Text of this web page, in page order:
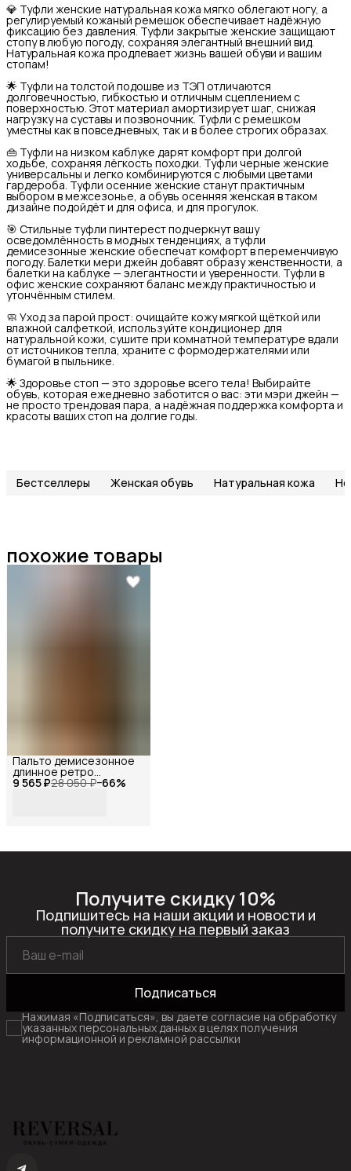
💎 Туфли женские натуральная кожа мягко облегают ногу, а
регулируемый кожаный ремешок обеспечивает надёжную
фиксацию без давления. Туфли закрытые женские защищают
стопу в любую погоду, сохраняя элегантный внешний вид.
Натуральная кожа продлевает жизнь вашей обуви и вашим
стопам!
🌟 Туфли на толстой подошве из ТЭП отличаются
долговечностью, гибкостью и отличным сцеплением с
поверхностью. Этот материал амортизирует шаг, снижая
нагрузку на суставы и позвоночник. Туфли с ремешком
уместны как в повседневных, так и в более строгих образах.
👜 Туфли на низком каблуке дарят комфорт при долгой
ходьбе, сохраняя лёгкость походки. Туфли черные женские
универсальны и легко комбинируются с любыми цветами
гардероба. Туфли осенние женские станут практичным
выбором в межсезонье, а обувь осенняя женская в таком
дизайне подойдёт и для офиса, и для прогулок.
🎯 Стильные туфли пинтерест подчеркнут вашу
осведомлённость в модных тенденциях, а туфли
демисезонные женские обеспечат комфорт в переменчивую
погоду. Балетки мери джейн добавят образу женственности, а
балетки на каблуке — элегантности и уверенности. Туфли в
офис женские сохраняют баланс между практичностью и
утончённым стилем.
🧼 Уход за парой прост: очищайте кожу мягкой щёткой или
влажной салфеткой, используйте кондиционер для
натуральной кожи, сушите при комнатной температуре вдали
от источников тепла, храните с формодержателями или
бумагой в пыльнике.
🌟 Здоровье стоп — это здоровье всего тела! Выбирайте
обувь, которая ежедневно заботится о вас: эти мэри джейн —
не просто трендовая пара, а надёжная поддержка комфорта и
красоты ваших стоп на долгие годы.
Бестселлеры Женская обувь Натуральная кожа
похожие товары
9 565 ₽28 050 ₽−66%
Пальто демисезонное
длинное ретро
оверсайз, Reversal, YD-
Получите скидку 10%
Подпишитесь на наши акции и новости и
получите скидку на первый заказ
Подписаться
Нажимая «Подписаться», вы даете согласие на обработку
указанных персональных данных в целях получения
информационной и рекламной рассылки